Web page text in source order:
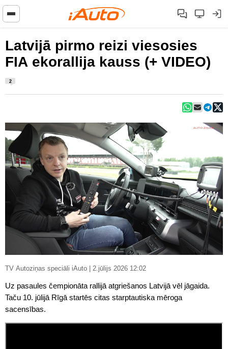
Latvijā pirmo reizi viesosies
FIA ekorallija kauss (+ VIDEO)
2
TV Autoziņas speciāli iAuto | 2.jūlijs 2026 12:02
Uz pasaules čempionāta rallijā atgriešanos Latvijā vēl jāgaida.
Taču 10. jūlijā Rīgā startēs citas starptautiska mēroga
sacensības.